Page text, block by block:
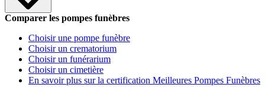
Comparer les pompes funèbres
Choisir une pompe funèbre
Choisir un crematorium
Choisir un funérarium
Choisir un cimetière
En savoir plus sur la certification Meilleures Pompes Funèbres